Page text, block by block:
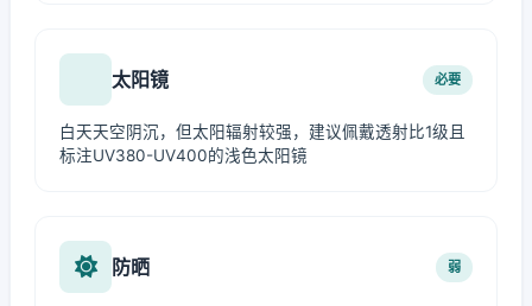
太阳镜 必要
白天天空阴沉，但太阳辐射较强，建议佩戴透射比1级且
标注UV380-UV400的浅色太阳镜
防晒 弱